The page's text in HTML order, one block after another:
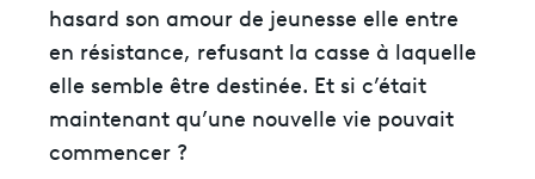
hasard son amour de jeunesse elle entre
en résistance, refusant la casse à laquelle
elle semble être destinée. Et si c’était
maintenant qu’une nouvelle vie pouvait
commencer ?